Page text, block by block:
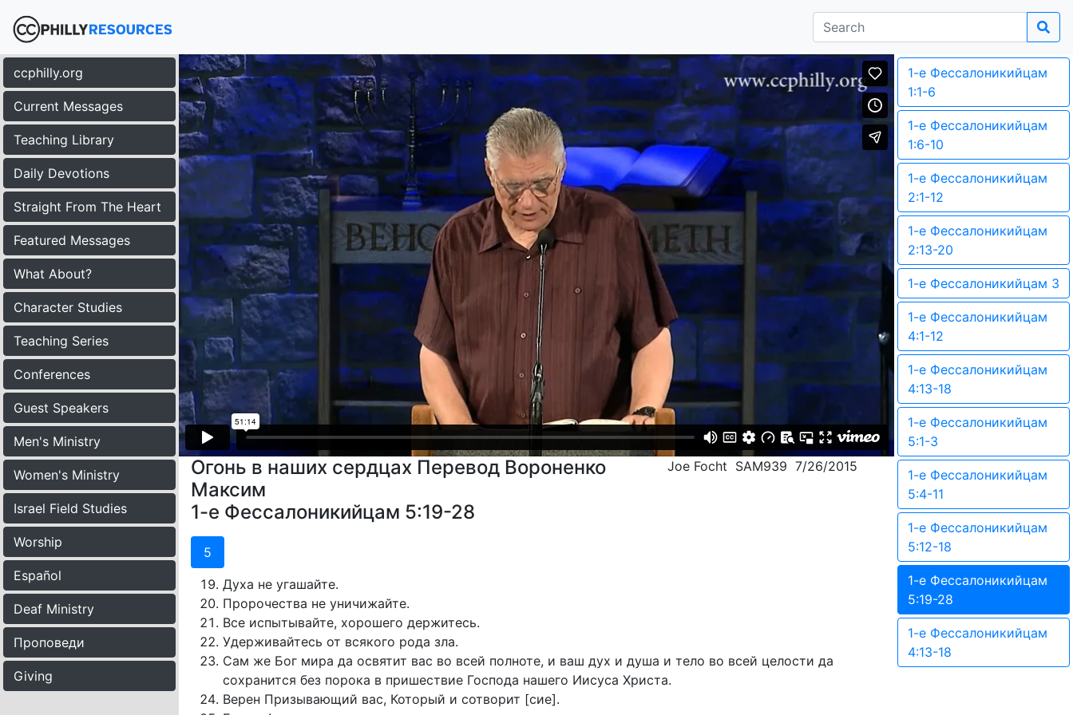
ccphilly.org
Current Messages
Teaching Library
Daily Devotions
Straight From The Heart
Featured Messages
What About?
Character Studies
Teaching Series
Conferences
Guest Speakers
Men's Ministry
Women's Ministry
Israel Field Studies
Worship
Español
Deaf Ministry
Проповеди
Giving
Огонь в наших сердцах Перевод Вороненко
Максим
1-е Фессалоникийцам 5:19-28
Joe Focht SAM939 7/26/2015
5
Духа не угашайте.
Пророчества не уничижайте.
Все испытывайте, хорошего держитесь.
Удерживайтесь от всякого рода зла.
Сам же Бог мира да освятит вас во всей полноте, и ваш дух и душа и тело во всей целости да
сохранится без порока в пришествие Господа нашего Иисуса Христа.
Верен Призывающий вас, Который и сотворит [сие].
1-е Фессалоникийцам
1:1-6
1-е Фессалоникийцам
1:6-10
1-е Фессалоникийцам
2:1-12
1-е Фессалоникийцам
2:13-20
1-е Фессалоникийцам 3
1-е Фессалоникийцам
4:1-12
1-е Фессалоникийцам
4:13-18
1-е Фессалоникийцам
5:1-3
1-е Фессалоникийцам
5:4-11
1-е Фессалоникийцам
5:12-18
1-е Фессалоникийцам
5:19-28
1-е Фессалоникийцам
4:13-18